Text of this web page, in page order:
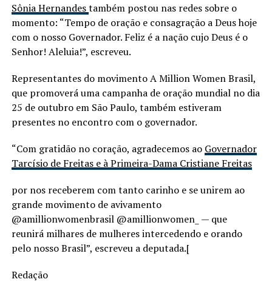
Sônia Hernandestambém postou nas redes sobre o
momento: “Tempo de oração e consagração a Deus hoje
com o nosso Governador. Feliz é a nação cujo Deus é o
Senhor! Aleluia!”, escreveu.
Representantes do movimento A Million Women Brasil,
que promoverá uma campanha de oração mundial no dia
25 de outubro em São Paulo, também estiveram
presentes no encontro com o governador.
“Com gratidão no coração, agradecemos ao Governador
Tarcísio de Freitas e à Primeira-Dama Cristiane Freitas
por nos receberem com tanto carinho e se unirem ao
grande movimento de avivamento
@amillionwomenbrasil @amillionwomen_ — que
reunirá milhares de mulheres intercedendo e orando
pelo nosso Brasil”, escreveu a deputada.[
Redação